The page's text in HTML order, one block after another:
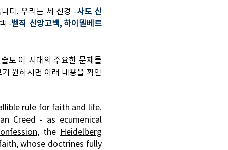
다. 우리는 세 신경 -사도 신
-벨직 신앙고백, 하이델베르
도 이 시대의 주요한 문제들
원하시면 아래 내용을 확인
rule for faith and life.
Creed - as ecumenical
, the Heidelberg
whose doctrines fully